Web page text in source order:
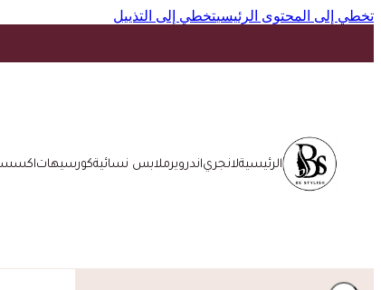
تخطي إلى المحتوى الرئيسيتخطي إلى التذييل
الرئيسيةلانجرياندرويرملابس نسائيةكورسيهات